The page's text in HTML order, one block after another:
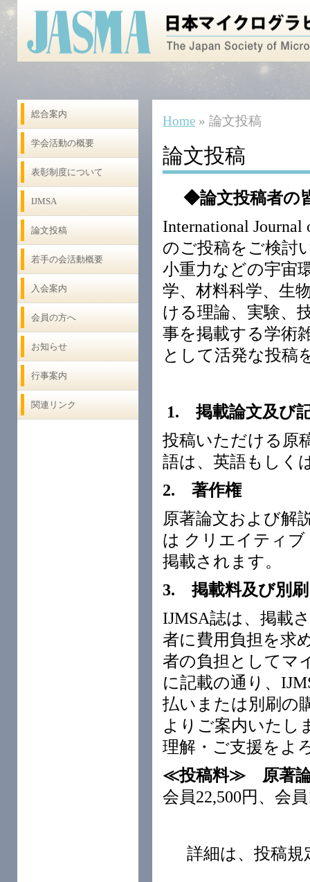
総合案内
学会活動の概要
表彰制度について
IJMSA
論文投稿
若手の会活動概要
入会案内
会員の方へ
お知らせ
行事案内
関連リンク
Home » 論文投稿
論文投稿
◆論文投稿者の
International
のご投稿をご検討
小重力などの宇宙
学、材料科学、生
ける理論、実験、
事を掲載する学術
として活発な投稿
1. 掲載論文及び
投稿いただける原
語は、英語もしく
2. 著作権
原著論文および解
は クリエイティブ
掲載されます。
3. 掲載料及び別刷
IJMSA誌は、掲載
者に費用負担を求
者の負担としてマ
に記載の通り、
払いまたは別刷の
よりご案内いたし
理解・ご支援をよ
≪投稿料≫ 原著
会員22,500円、会
詳細は、投稿